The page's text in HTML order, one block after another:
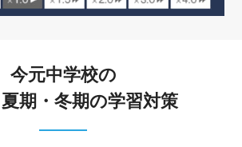
今元中学校の
期・冬期の学習対策